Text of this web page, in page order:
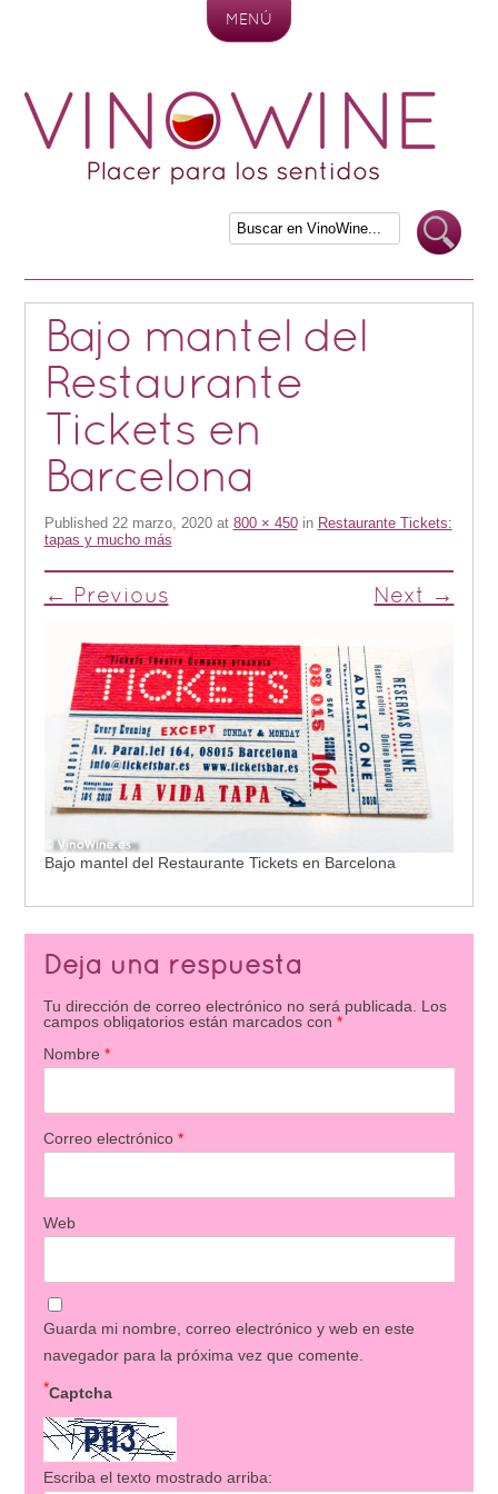
MENÚ
Bajo mantel del
Restaurante
Tickets en
Barcelona
Published 22 marzo, 2020at 800 × 450in Restaurante Tickets:
tapas y mucho más
← Previous Next →
Bajo mantel del Restaurante Tickets en Barcelona
Deja una respuesta
Tu dirección de correo electrónico no será publicada.
Los
campos obligatorios están marcados con *
Nombre *
Correo electrónico *
Web
Guarda mi nombre, correo electrónico y web en este
navegador para la próxima vez que comente.
Captcha
*
Escriba el texto mostrado arriba: